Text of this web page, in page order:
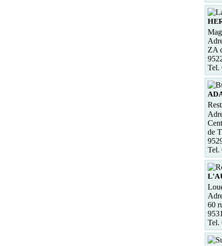
ZA
Tel.
de
Tel.
60
Tel.